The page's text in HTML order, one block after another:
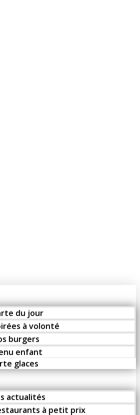
du jour
à volonté
burgers
enfant
glaces
actualités
à petit prix